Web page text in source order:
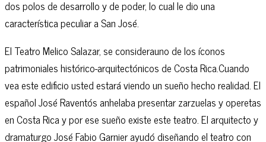
dos polos de desarrollo y de poder, lo cual le dio una
característica peculiar a San José.
El Teatro Melico Salazar, se considerauno de los íconos
patrimoniales histórico-arquitectónicos de Costa Rica.Cuando
vea este edificio usted estará viendo un sueño hecho realidad. El
español José Raventós anhelaba presentar zarzuelas y operetas
en Costa Rica y por ese sueño existe este teatro. El arquitecto y
dramaturgo José Fabio Garnier ayudó diseñando el teatro con